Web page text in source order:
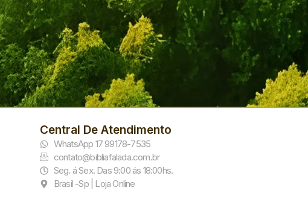
Central De Atendimento
WhatsApp 17 99178-7535
contato@bibliafalada.com.br
Seg. á Sex. Das 9:00 ás 18:00hs.
Brasil -Sp | Loja Online